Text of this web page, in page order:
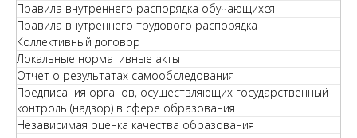
Правила внутреннего распорядка обучающихся
Правила внутреннего трудового распорядка
Коллективный договор
Локальные нормативные акты
Отчет о результатах самообследования
Предписания органов, осуществляющих государственный
контроль (надзор) в сфере образования
Независимая оценка качества образования